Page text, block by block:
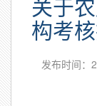
关于
构考
发布时间：